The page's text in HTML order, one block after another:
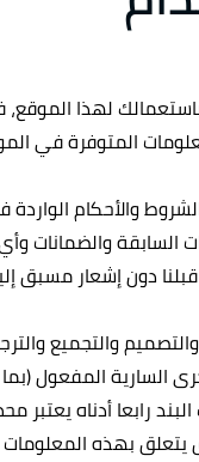
لهذا الموقع،
المتوفرة في
والأحكام
السابقة
دون إشعار مسبق
والتجميع
السارية المفعول
رابعا أدناه
بهذه المعلومات